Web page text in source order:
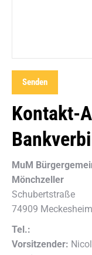
Bitte lasse dieses
Kontakt-
MuM
Mönchzeller
Schubertstraße
74909 Meckesheim
Tel.:
Vorsitzender: